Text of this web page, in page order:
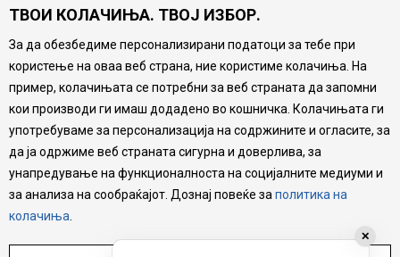
Ваучери
Product Finder
FAQs
Настојуваме да бидеме што попрецизни во описот на
производите, прикажување на слики и цени, но не
можеме да гарантираме дека сите информации се
комплетни и без грешка. Сите производи се дел од
нашата понуда, но не се подразбира дека мора да се
достапни во секој момент.
ТВОИ КОЛАЧИЊА. ТВОЈ ИЗБОР.
За да обезбедиме персонализирани податоци за тебе при
користење на оваа веб страна, ние користиме колачиња. На
пример, колачињата се потребни за веб страната да запомни
кои производи ги имаш додадено во кошничка. Колачињата ги
употребуваме за персонализација на содржините и огласите, за
да ја одржиме веб страната сигурна и доверлива, за
унапредување на функционалноста на социјалните медиуми и
за анализа на сообраќајот. Дознај повеќе за политика на
колачиња
✕